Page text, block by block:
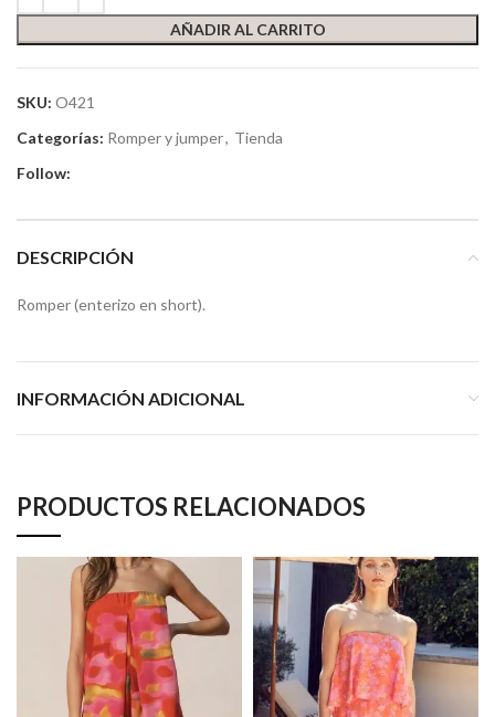
AÑADIR AL CARRITO
SKU: O421
Categorías: Romper y jumper, Tienda
Follow:
DESCRIPCIÓN
Romper (enterizo en short).
INFORMACIÓN ADICIONAL
PRODUCTOS RELACIONADOS